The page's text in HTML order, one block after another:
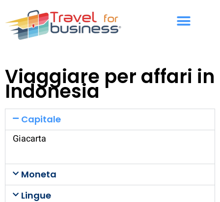
Viaggiare per affari in
Indonesia
Capitale
Giacarta
Moneta
Lingue